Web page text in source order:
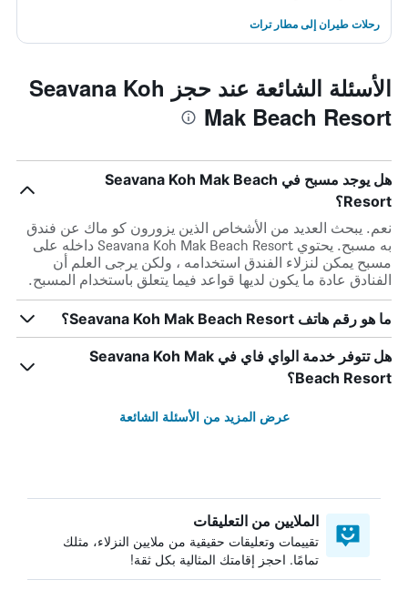
رحلات طيران إلى مطار ترات
الأسئلة الشائعة عند حجز Seavana Koh
Mak Beach Resort
هل يوجد مسبح في Seavana Koh Mak Beach
Resort؟
نعم. يبحث العديد من الأشخاص الذين يزورون كو ماك عن فندق
به مسبح. يحتوي Seavana Koh Mak Beach Resort داخله على
مسبح يمكن لنزلاء الفندق استخدامه ، ولكن يرجى العلم أن
الفنادق عادة ما يكون لديها قواعد فيما يتعلق باستخدام المسبح.
ما هو رقم هاتف Seavana Koh Mak Beach Resort؟
هل تتوفر خدمة الواي فاي في Seavana Koh Mak
Beach Resort؟
عرض المزيد من الأسئلة الشائعة
الملايين من التعليقات
تقييمات وتعليقات حقيقية من ملايين النزلاء، مثلك
تمامًا. احجز إقامتك المثالية بكل ثقة!